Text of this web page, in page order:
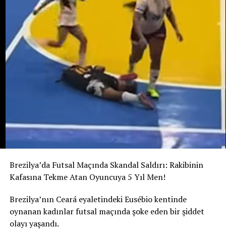
Ailenin açıklamasına göre Potosi bir kız çocuğu
bekliyordu. 12 Ağustos’ta dünyaya gelmesi beklenen
bebeğe “Alahia” adı verilmişti.
Maria Potosi toprağa verilirken soruşturmanın en
önemli sorusu hâlâ yanıt bekliyor: Alahia nerede ve
Brezilya’da Futsal Maçında Skandal Saldırı: Rakibinin
Kafasına Tekme Atan Oyuncuya 5 Yıl Men!
Brezilya’nın Ceará eyaletindeki Eusébio kentinde
oynanan kadınlar futsal maçında şoke eden bir şiddet
olayı yaşandı.